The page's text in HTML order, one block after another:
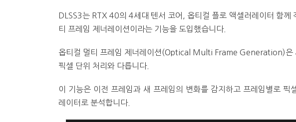
DLSS3는 RTX 40의 4세대 텐서 코어, 옵티컬 플로 액셀러레이터 함께
티 프레임 제너레이션이라는 기능을 도입했습니다.
옵티컬 멀티 프레임 제너레이션(Optical Multi Frame Generation)은
픽셀 단위 처리와 다릅니다.
이 기능은 이전 프레임과 새 프레임의 변화를 감지하고 프레임별로 픽
레이터로 분석합니다.